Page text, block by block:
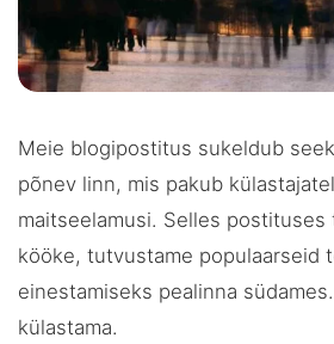
Meie blogipostitus sukeldub
põnev linn, mis pakub
maitseelamusi. Selles
kööke, tutvustame populaarseid
einestamiseks pealinna
külastama.